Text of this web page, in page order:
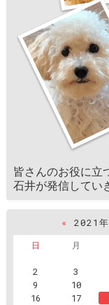
皆さんのお役に立
石井が発信してい
« 2021
日
月
2
3
9
10
16
17